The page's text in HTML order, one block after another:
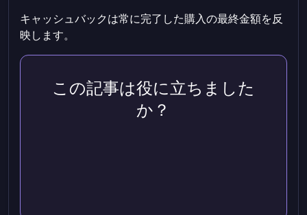
キャッシュバックは常に完了した購入の最終金額を反
映します。
この記事は役に立ちました
か？